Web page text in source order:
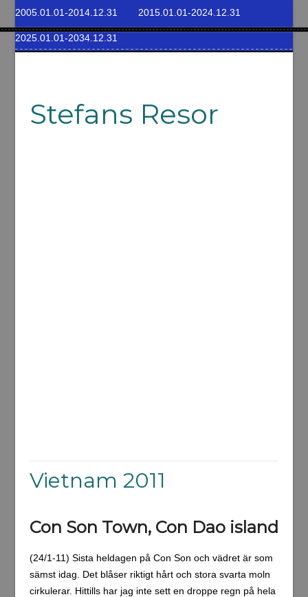
2005.01.01-2014.12.31 2015.01.01-2024.12.31
2025.01.01-2034.12.31
Stefans Resor
Vietnam 2011
Con Son Town, Con Dao island
(24/1-11) Sista heldagen på Con Son och vädret är som
sämst idag. Det blåser riktigt hårt och stora svarta moln
cirkulerar. Hittills har jag inte sett en droppe regn på hela